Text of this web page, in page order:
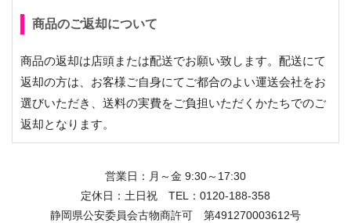
商品のご返却について
商品の返却は店頭または配送でお願い致します。配送にて
返却の方は、お客様ご自身にてご都合のよい運送会社をお
選びいただき、送料の実費をご負担いただくかたちでのご
返却となります。
営業日：月～金 9:30～17:30
定休日：土日祝 TEL： 0120-188-358
静岡県公安委員会古物商許可 第491270003612号